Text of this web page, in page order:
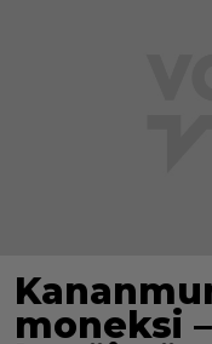
moneksi